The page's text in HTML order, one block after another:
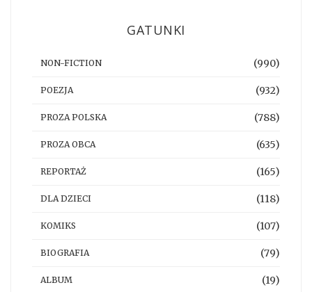
GATUNKI
NON-FICTION (990)
POEZJA (932)
PROZA POLSKA (788)
PROZA OBCA (635)
REPORTAŻ (165)
DLA DZIECI (118)
KOMIKS (107)
BIOGRAFIA (79)
ALBUM (19)